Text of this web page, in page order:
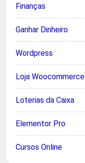
Finanças
Ganhar Dinheiro
Wordpress
Loja Woocommerce
Loterias da Caixa
Elementor Pro
Cursos Online